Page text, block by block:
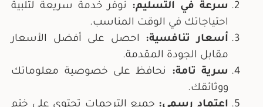
سرعة في التسليم: نوفر خدمة سريعة لتلبية
احتياجاتك في الوقت المناسب.
أسعار تنافسية: احصل على أفضل الأسعار
مقابل الجودة المقدمة.
سرية تامة: نحافظ على خصوصية معلوماتك
ووثائقك.
اعتماد رسمي: جميع الترجمات تحتوي على ختم